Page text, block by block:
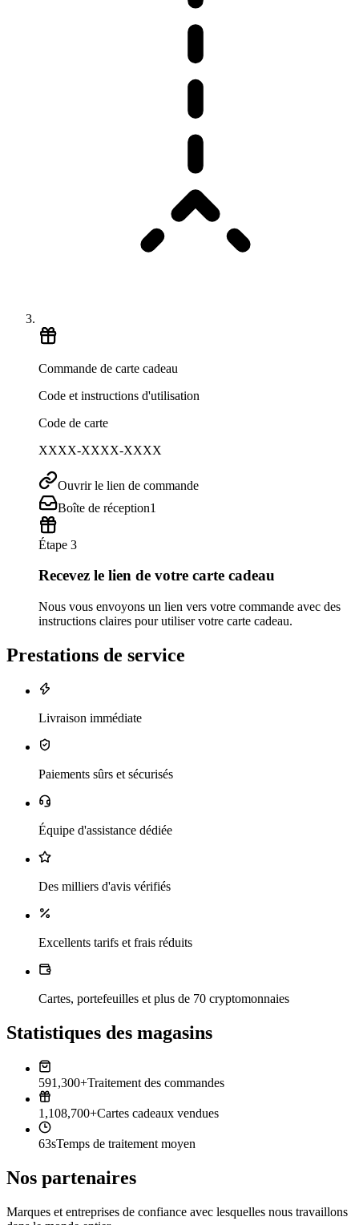
Commande de carte cadeau
Code et instructions d'utilisation
Code de carte
XXXX-XXXX-XXXX
Ouvrir le lien de commande
Boîte de réception1
Étape 3
Recevez le lien de votre carte cadeau
Nous vous envoyons un lien vers votre commande avec des
instructions claires pour utiliser votre carte cadeau.
Prestations de service
Livraison immédiate
Paiements sûrs et sécurisés
Équipe d'assistance dédiée
Des milliers d'avis vérifiés
Excellents tarifs et frais réduits
Cartes, portefeuilles et plus de 70 cryptomonnaies
Statistiques des magasins
591,300+Traitement des commandes
1,108,700+Cartes cadeaux vendues
63sTemps de traitement moyen
Nos partenaires
Marques et entreprises de confiance avec lesquelles nous travaillons